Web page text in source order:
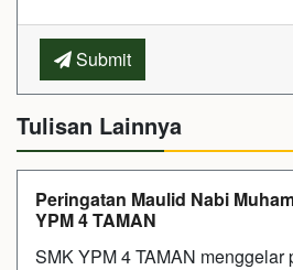
Submit
Tulisan Lainnya
Peringatan Maulid Nabi
YPM 4 TAMAN
SMK YPM 4 TAMAN menggelar